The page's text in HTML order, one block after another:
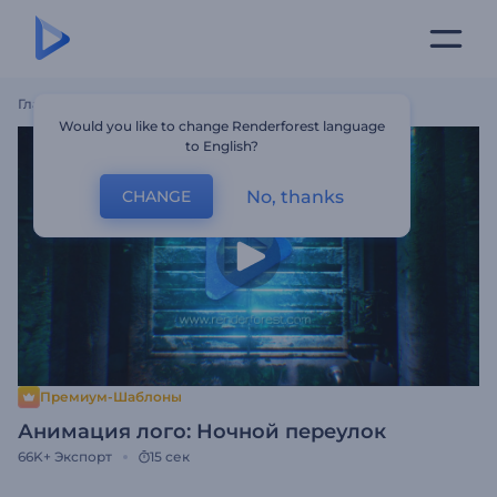
Главная
Премиум-Шаблоны
Анимация лого: Ночной переулок
66K+ Экспорт 15 сек
Would you like to change Renderforest language
to English?
CHANGE No, thanks